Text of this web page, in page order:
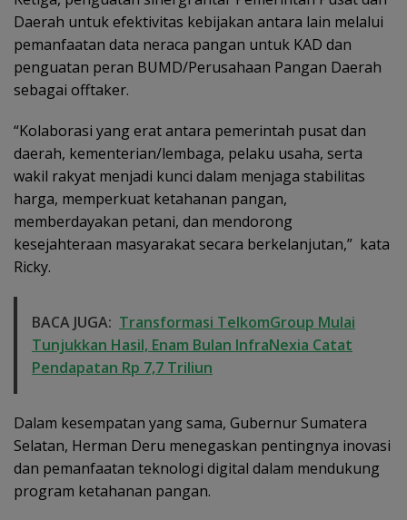
Daerah untuk efektivitas kebijakan antara lain melalui
pemanfaatan data neraca pangan untuk KAD dan
penguatan peran BUMD/Perusahaan Pangan Daerah
sebagai offtaker.
“Kolaborasi yang erat antara pemerintah pusat dan
daerah, kementerian/lembaga, pelaku usaha, serta
wakil rakyat menjadi kunci dalam menjaga stabilitas
harga, memperkuat ketahanan pangan,
memberdayakan petani, dan mendorong
kesejahteraan masyarakat secara berkelanjutan,” kata
Ricky.
BACA JUGA: Transformasi TelkomGroup Mulai
Tunjukkan Hasil, Enam Bulan InfraNexia Catat
Pendapatan Rp 7,7 Triliun
Dalam kesempatan yang sama, Gubernur Sumatera
Selatan, Herman Deru menegaskan pentingnya inovasi
dan pemanfaatan teknologi digital dalam mendukung
program ketahanan pangan.